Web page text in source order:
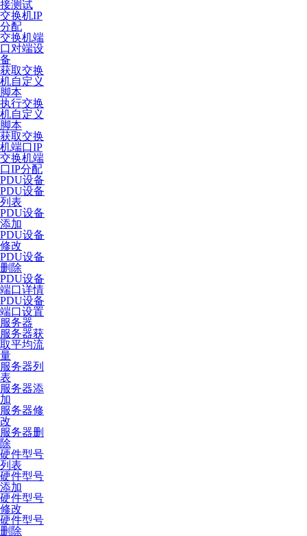
接测试
交换机IP
分配
交换机端
口对端设
备
获取交换
机自定义
脚本
执行交换
机自定义
脚本
获取交换
机端口IP
交换机端
口IP分配
PDU设备
PDU设备
列表
PDU设备
添加
PDU设备
修改
PDU设备
删除
PDU设备
端口详情
PDU设备
端口设置
服务器
服务器获
取平均流
量
服务器列
表
服务器添
加
服务器修
改
服务器删
除
硬件型号
列表
硬件型号
添加
硬件型号
修改
硬件型号
删除